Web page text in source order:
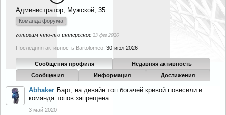
Администратор, Мужской, 35
Команда форума
готовим что-то интересное 23 фев 2026
Последняя активность Bartolomeo: 30 июл 2026
Сообщения профиля
Недавняя активность
Сообщения
Информация Достижения
Abhaker Барт, на дивайн топ богачей кривой повесили и
команда топов запрещена
3 май 2020